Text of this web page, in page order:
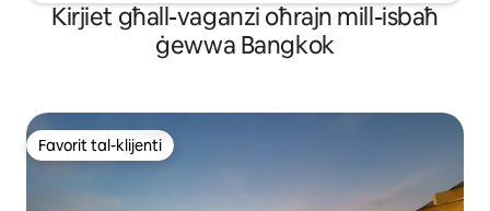
Kirjiet għall-vaganzi oħrajn mill-isbaħ
ġewwa Bangkok
Favorit tal-klijenti
Favorit tal-klijenti